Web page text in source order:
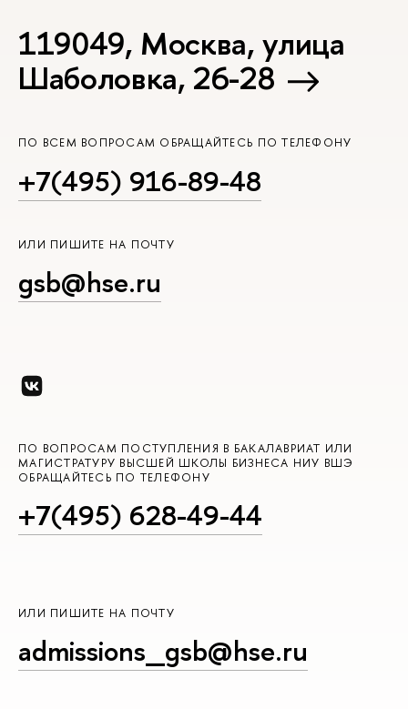
119049, Москва, улица
Шаболовка, 26-28
ПО ВСЕМ ВОПРОСАМ ОБРАЩАЙТЕСЬ ПО ТЕЛЕФОНУ
+7(495) 916-89-48
ИЛИ ПИШИТЕ НА ПОЧТУ
gsb@hse.ru
ПО ВОПРОСАМ ПОСТУПЛЕНИЯ В БАКАЛАВРИАТ ИЛИ
МАГИСТРАТУРУ ВЫСШЕЙ ШКОЛЫ БИЗНЕСА НИУ ВШЭ
ОБРАЩАЙТЕСЬ ПО ТЕЛЕФОНУ
+7(495) 628-49-44
ИЛИ ПИШИТЕ НА ПОЧТУ
admissions_gsb@hse.ru